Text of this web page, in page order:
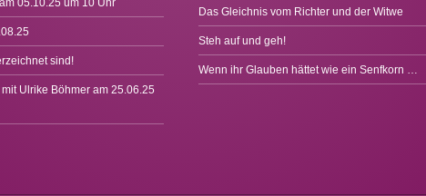
sind!
Ulrike Böhmer am 25.06.25
Das Gleichnis vom Richter und der Witwe
Steh auf und geh!
Wenn ihr Glauben hättet wie ein Senfkorn …